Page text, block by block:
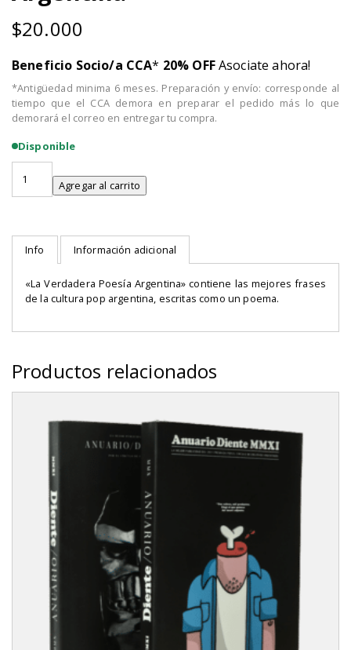
$20.000
Beneficio Socio/a CCA* 20% OFFAsociate ahora!
*Antigüedad minima 6 meses. Preparación y envío: corresponde al
tiempo que el CCA demora en preparar el pedido más lo que
demorará el correo en entregar tu compra.
Disponible
Verdadera
Poesía
Agregar al carrito
Info Información adicional
«La Verdadera Poesía Argentina» contiene las mejores frases
de la cultura pop argentina, escritas como un poema.
Productos relacionados